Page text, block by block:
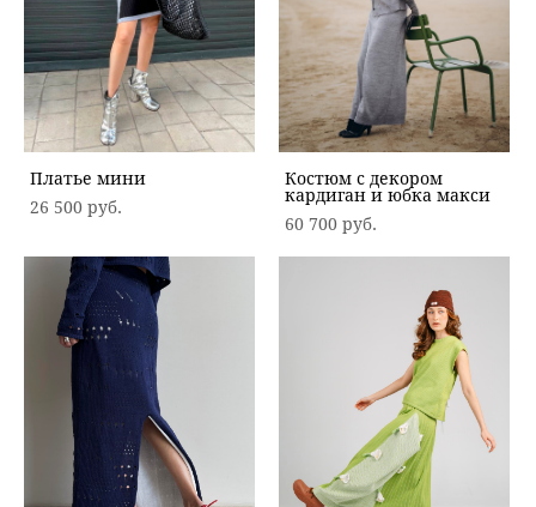
Платье мини
26 500 pуб.
Костюм с декором
кардиган и юбка макси
60 700 pуб.